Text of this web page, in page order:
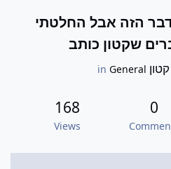
הזה אבל החלטתי
שקטון כותב
קטון General
0
168
Views